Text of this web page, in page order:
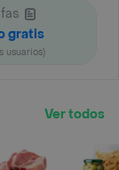
gratis
usuarios)
Ver todos